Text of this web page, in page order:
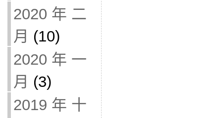
2020 年 二
月 (10)
2020 年 一
月 (3)
2019 年 十